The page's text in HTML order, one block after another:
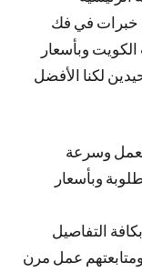
خبرات في فك
وبأسعار
لكنا الأفضل
وسرعة
وبأسعار
التفاصيل
ومتابعتهم عمل مرن